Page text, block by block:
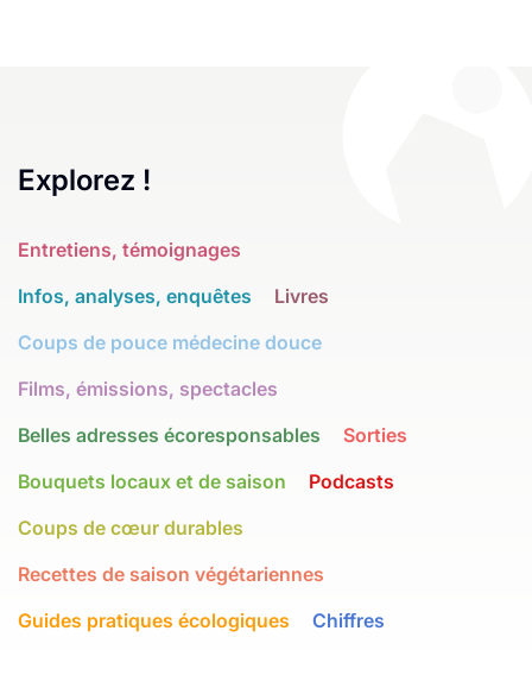
Explorez !
Entretiens, témoignages
Infos, analyses, enquêtes
Livres
Coups de pouce médecine douce
Films, émissions, spectacles
Belles adresses écoresponsables
Sorties
Bouquets locaux et de saison
Podcasts
Coups de cœur durables
Recettes de saison végétariennes
Guides pratiques écologiques
Chiffres